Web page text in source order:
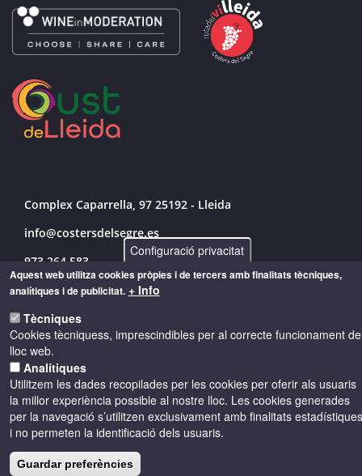
Complex Caparrella, 97 25192 - Lleida
info@costersdelsegre.es
973 264 583
© Copyright 2026 - Drets reservats
Accessibilitat
Política de privacitat
Configuració privacitat
Aquest web utilitza cookies pròpies i de tercers amb finalitats tècniques,
analítiques i de publicitat. + Info
Tècniques
Cookies tècniquess, imprescindibles per al correcte funcionament
lloc web.
Analítiques
Utilitzem les dades recopilades per les cookies per oferir als usuaris
la millor experiència possible al nostre lloc. Les cookies generades
per la navegació s’utilitzen exclusivament amb finalitats estadístiques
i no permeten la identificació dels usuaris.
Guardar preferències